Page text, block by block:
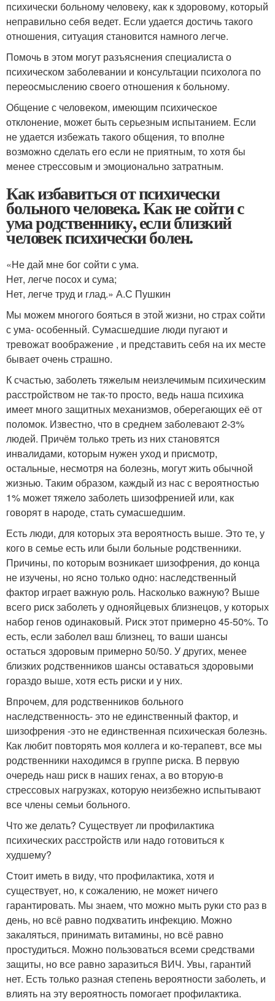
психически больному человеку, как к здоровому, который
неправильно себя ведет. Если удается достичь такого
отношения, ситуация становится намного легче.
Помочь в этом могут разъяснения специалиста о
психическом заболевании и консультации психолога по
переосмыслению своего отношения к больному.
Общение с человеком, имеющим психическое
отклонение, может быть серьезным испытанием. Если
не удается избежать такого общения, то вполне
возможно сделать его если не приятным, то хотя бы
менее стрессовым и эмоционально затратным.
Как избавиться от психически
больного человека. Как не сойти с
ума родственнику, если близкий
человек психически болен.
«Не дай мне бог сойти с ума.
Нет, легче посох и сума;
Нет, легче труд и глад.» А.С Пушкин
Мы можем многого бояться в этой жизни, но страх сойти
с ума- особенный. Сумасшедшие люди пугают и
тревожат воображение , и представить себя на их месте
бывает очень страшно.
К счастью, заболеть тяжелым неизлечимым психическим
расстройством не так-то просто, ведь наша психика
имеет много защитных механизмов, оберегающих её от
поломок. Известно, что в среднем заболевают 2-3%
людей. Причём только треть из них становятся
инвалидами, которым нужен уход и присмотр,
остальные, несмотря на болезнь, могут жить обычной
жизнью. Таким образом, каждый из нас с вероятностью
1% может тяжело заболеть шизофренией или, как
говорят в народе, стать сумасшедшим.
Есть люди, для которых эта вероятность выше. Это те, у
кого в семье есть или были больные родственники.
Причины, по которым возникает шизофрения, до конца
не изучены, но ясно только одно: наследственный
фактор играет важную роль. Насколько важную? Выше
всего риск заболеть у однояйцевых близнецов, у которых
набор генов одинаковый. Риск этот примерно 45-50%. То
есть, если заболел ваш близнец, то ваши шансы
остаться здоровым примерно 50/50. У других, менее
близких родственников шансы оставаться здоровыми
гораздо выше, хотя есть риски и у них.
Впрочем, для родственников больного
наследственность- это не единственный фактор, и
шизофрения -это не единственная психическая болезнь.
Как любит повторять моя коллега и ко-терапевт, все мы
родственники находимся в группе риска. В первую
очередь наш риск в наших генах, а во вторую-в
стрессовых нагрузках, которую неизбежно испытывают
все члены семьи больного.
Что же делать? Существует ли профилактика
психических расстройств или надо готовиться к
худшему?
Стоит иметь в виду, что профилактика, хотя и
существует, но, к сожалению, не может ничего
гарантировать. Мы знаем, что можно мыть руки сто раз в
день, но всё равно подхватить инфекцию. Можно
закаляться, принимать витамины, но всё равно
простудиться. Можно пользоваться всеми средствами
защиты, но все равно заразиться ВИЧ. Увы, гарантий
нет. Есть только разная степень вероятности заболеть, и
влиять на эту вероятность помогает профилактика.